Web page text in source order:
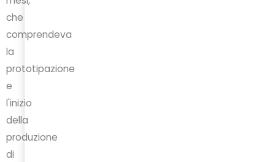
che
comprendeva
la
prototipazione
e
l'inizio
della
produzione
di